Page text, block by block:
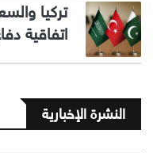
تركيا
اتفاقية
النشرة الإخبارية